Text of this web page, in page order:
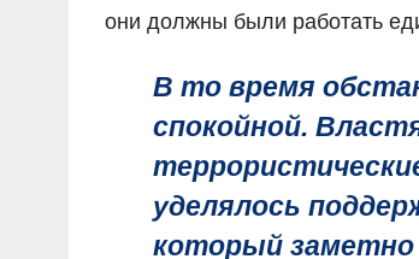
они должны были работать
В то время
спокойной.
уделялось
который заметно